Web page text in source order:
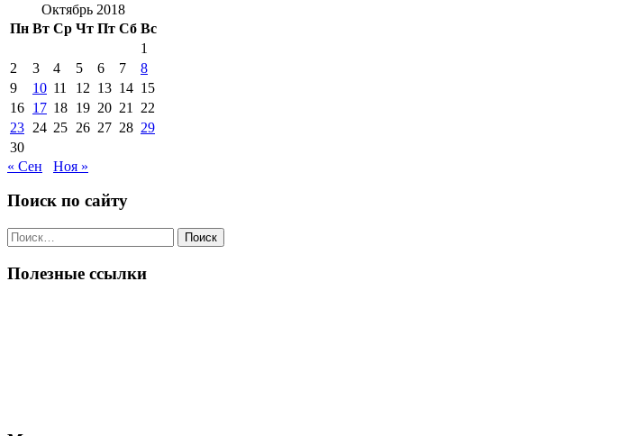
Октябрь 2018
Пн Вт Ср Чт Пт Сб Вс
1
2
3 4 5 6 7
8
9
10 11 12 13 14 15
16 17 18 19 20 21
22
23 24 25 26 27 28 29
30
« Сен
Ноя »
Поиск по сайту
Поиск
по:
Полезные ссылки